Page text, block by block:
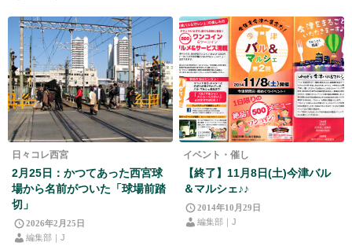
日々コレ西宮
2月25日：かつてあった西宮球
場から名前がついた「球場前踏
切」
2026年2月25日
編集部｜J
イベント・催し
【終了】11月8日(土)今津バル
＆マルシェ♪♪
2014年10月29日
編集部｜J